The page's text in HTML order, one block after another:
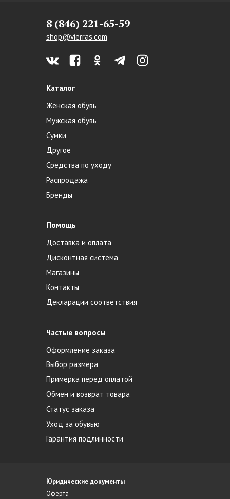
8 (846) 221-65-59
shop@vierras.com
Каталог
Женская обувь
Мужская обувь
Сумки
Другое
Средства по уходу
Распродажа
Бренды
Помощь
Доставка и оплата
Дисконтная система
Магазины
Контакты
Декларации соответствия
Частые вопросы
Оформление заказа
Выбор размера
Примерка перед оплатой
Обмен и возврат товара
Статус заказа
Уход за обувью
Гарантия подлинности
Юридические документы
Оферта